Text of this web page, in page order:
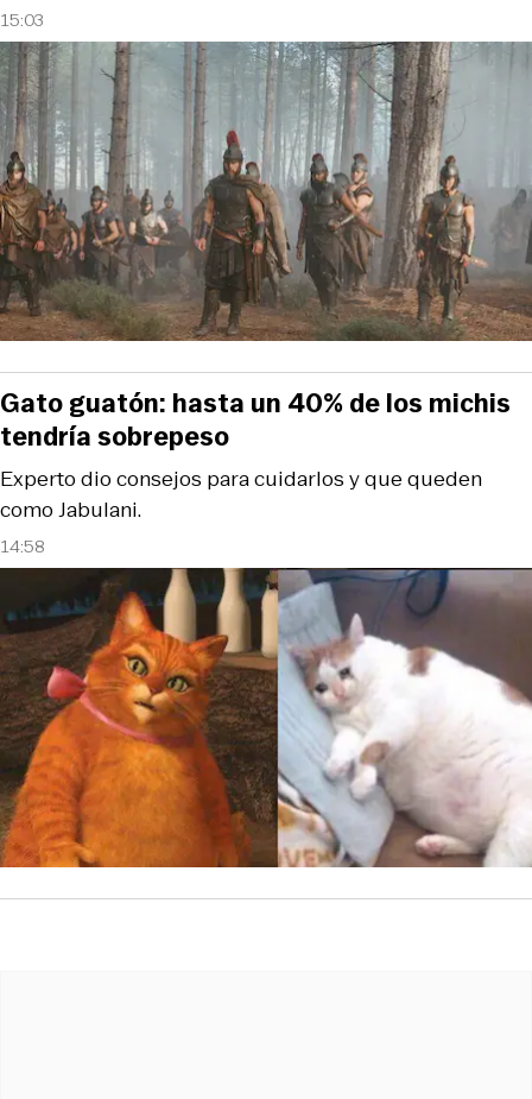
15:03
14:58
Experto dio consejos para cuidarlos y que queden
como Jabulani.
Gato guatón: hasta un 40% de los michis
tendría sobrepeso